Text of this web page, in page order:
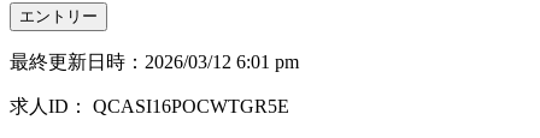
エントリー
最終更新日時 ： 2026/03/12 6:01 pm
求人ID ： QCASI16POCWTGR5E